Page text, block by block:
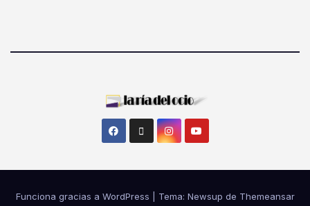
Funciona gracias a WordPress Tema: Newsup de Themeansar